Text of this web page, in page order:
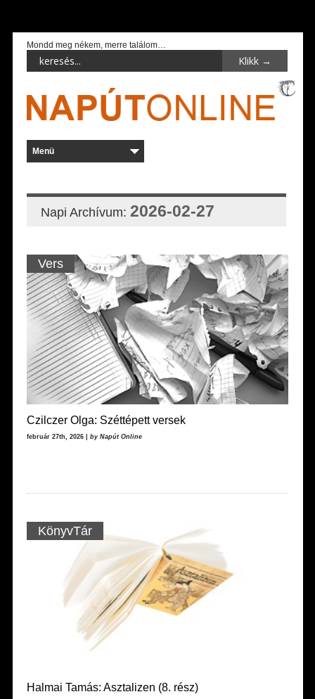
Mondd meg nékem, merre találom…
Napi Archívum: 2026-02-27
Vers
Czilczer Olga: Széttépett versek
február 27th, 2026 | by Napút Online
KönyvTár
Halmai Tamás: Asztalizen (8. rész)